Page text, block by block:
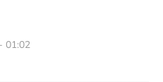
- 01:02